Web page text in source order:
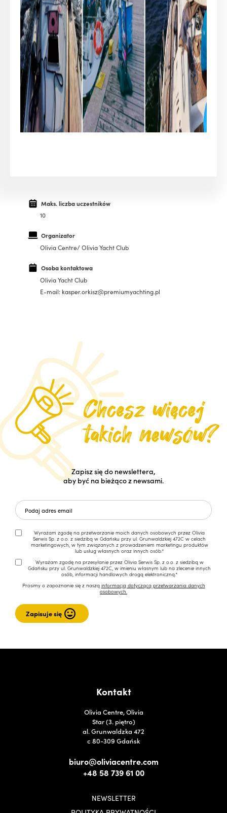
Maks. liczba uczestników
10
Organizator
Olivia Centre/ Olivia Yacht Club
Osoba kontaktowa
Olivia Yacht Club
E-mail: kasper.orkisz@premiumyachting.pl
Zapisz się do newslettera,
aby być na bieżąco z newsami.
Wyrażam zgodę na przetwarzanie moich danych osobowych przez Olivia
Serwis Sp. z o.o. z siedzibą w Gdańsku przy ul. Grunwaldzkiej 472C w celach
marketingowych, w tym związanych z prowadzeniem marketingu produktów
lub usług własnych oraz innych osób.*
Wyrażam zgodę na przesyłanie przez Olivia Serwis Sp. z o.o. z siedzibą w
Gdańsku przy ul. Grunwaldzkiej 472C, w imieniu własnym lub na zlecenie innych
osób, informacji handlowych drogą elektroniczną.*
Prosimy o zapoznanie się z naszą informacją dotyczącą przetwarzania danych
osobowych.
Kontakt
Olivia Centre, Olivia
Star (3. piętro)
al. Grunwaldzka 472
c 80-309 Gdańsk
biuro@oliviacentre.com
+48 58 739 61 00
NEWSLETTER